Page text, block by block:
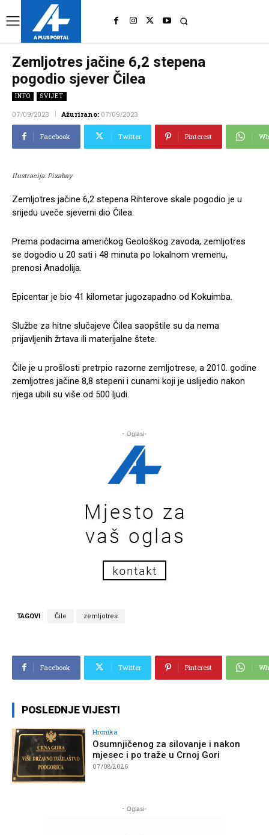
Zemljotres jačine 6,2 stepena
pogodio sjever Čilea
INFO SVIJET
07/09/2023 Ažurirano: 07/09/2023
Facebook Twitter Pinterest
Ilustracija: Pixabay
Zemljotres jačine 6,2 stepena Rihterove skale pogodio je u
srijedu uveče sjeverni dio Čilea.
Prema podacima američkog Geološkog zavoda, zemljotres
se dogodio u 20 sati i 48 minuta po lokalnom vremenu,
prenosi Anadolija.
Epicentar je bio 41 kilometar jugozapadno od Kokuimba.
Službe za hitne slučajeve Čilea saopštile su da nema
prijavljenih žrtava ili materijalne štete.
Čile je u prošlosti pretrpio razorne zemljotrese, a 2010. godine
zemljotres jačine 8,8 stepeni i cunami koji je uslijedio nakon
njega ubili su više od 500 ljudi.
- Oglasi-
TAGOVI Čile zemljotres
Facebook Twitter Pinterest
POSLEDNJE VIJESTI
Hronika
Osumnjičenog za silovanje i nakon
mjesec i po traže u Crnoj Gori
07/08/2026
- Oglasi-